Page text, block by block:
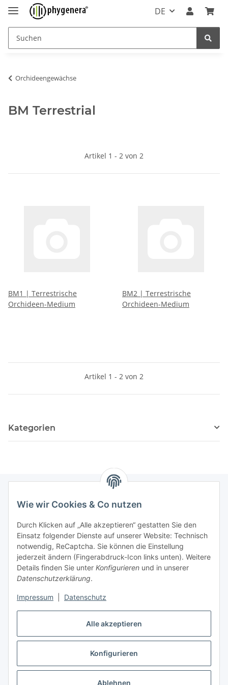
Alle akzeptieren
Konfigurieren
Ablehnen
Wie wir Cookies & Co nutzen
Durch Klicken auf „Alle akzeptieren“ gestatten Sie den
Einsatz folgender Dienste auf unserer Website: Technisch
notwendig, ReCaptcha. Sie können die Einstellung
jederzeit ändern (Fingerabdruck-Icon links unten). Weitere
Details finden Sie unter Konfigurieren und in unserer
Datenschutzerklärung.
Impressum Datenschutz
DE
Orchideengewächse
BM Terrestrial
Artikel 1 - 2 von 2
BM1 | Terrestrische
Orchideen-Medium
BM2 | Terrestrische
Orchideen-Medium
Artikel 1 - 2 von 2
Kategorien
Gesetzliche Informationen
Allgemeiner Hinweis
Bitte beachten Sie die allgemeinen Informationen für die
Bestellung von Chemikalien. >>Link
Alle Produkte sind ausschließlich für Forschungszwecke bzw.
für den Laborgebrauch geprüft.
Vertrag widerrufen
* Alle Preise zzgl. gesetzlicher USt., zzgl.Versand